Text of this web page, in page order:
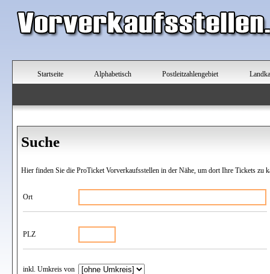
Startseite Alphabetisch Postleitzahlengebiet
Suche
Hier finden Sie die ProTicket Vorverkaufsstellen in der Nähe, um dort Ihre Tickets zu
Ort
PLZ
inkl. Umkreis von